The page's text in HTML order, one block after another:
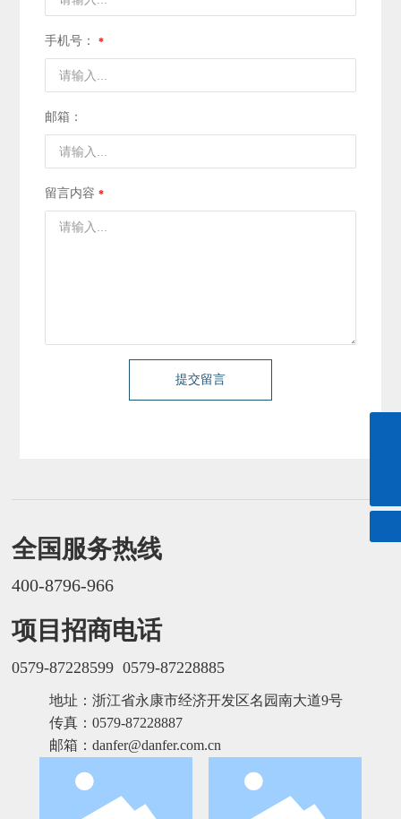
手机号：
邮箱：
留言内容
提交留言
全国服务热线
400-8796-966
项目招商电话
0579-87228599 0579-87228885
地址：浙江省永康市经济开发区名园南大道9号
传真：0579-87228887
邮箱： danfer@danfer.com.cn